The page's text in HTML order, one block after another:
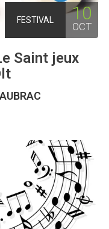
FESTIVAL 10
OCT
Saint jeux